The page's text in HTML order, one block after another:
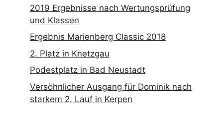
2019 Ergebnisse nach Wertungsprüfung
und Klassen
Ergebnis Marienberg Classic 2018
2. Platz in Knetzgau
Podestplatz in Bad Neustadt
Versöhnlicher Ausgang für Dominik nach
starkem 2. Lauf in Kerpen